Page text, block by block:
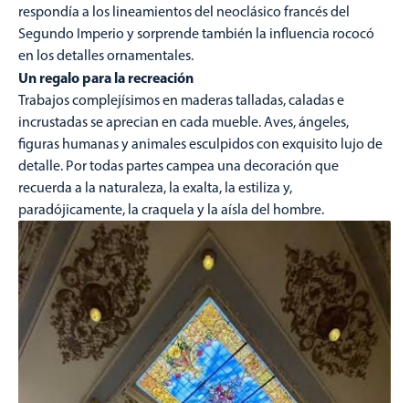
respondía a los lineamientos del neoclásico francés del
Segundo Imperio y sorprende también la influencia rococó
en los detalles ornamentales.
Un regalo para la recreación
Trabajos complejísimos en maderas talladas, caladas e
incrustadas se aprecian en cada mueble. Aves, ángeles,
figuras humanas y animales esculpidos con exquisito lujo de
detalle. Por todas partes campea una decoración que
recuerda a la naturaleza, la exalta, la estiliza y,
paradójicamente, la craquela y la aísla del hombre.